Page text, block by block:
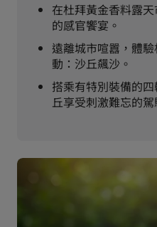
在杜拜黃金香料露
的感官饗宴。
遠離城市喧囂，體
動：沙丘飆沙。
搭乘有特別裝備的
丘享受刺激難忘的駕